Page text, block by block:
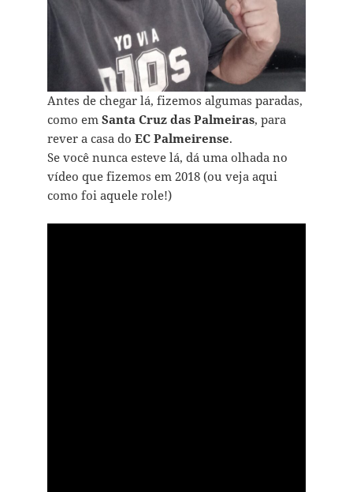
Antes de chegar lá, fizemos algumas paradas,
como em Santa Cruz das Palmeiras, para
rever a casa do EC Palmeirense.
Se você nunca esteve lá, dá uma olhada no
vídeo que fizemos em 2018 (ou veja aqui
como foi aquele role!)